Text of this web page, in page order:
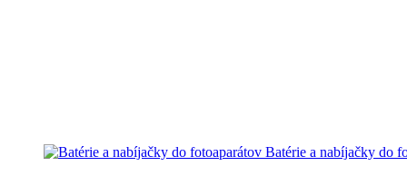
Batérie a nabíjačky do